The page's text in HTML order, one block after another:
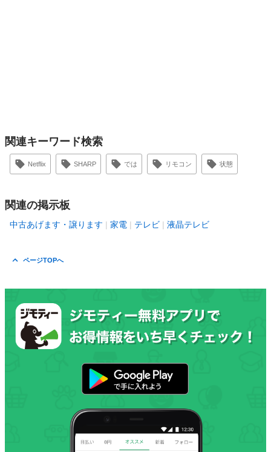
関連キーワード検索
Netflix SHARP では リモコン 状態
関連の掲示板
中古あげます・譲ります 家電 テレビ 液晶テレビ
ページTOPへ